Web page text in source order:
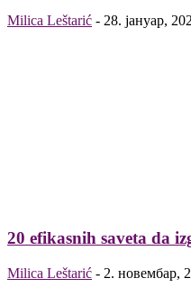
Milica Leštarić - 28. јануар,
20 efikasnih saveta da
Milica Leštarić - 2. новембар,